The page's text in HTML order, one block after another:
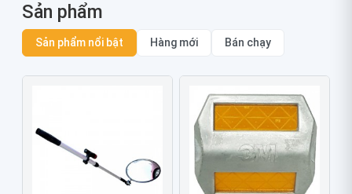
Sản phẩm
Sản phẩm nổi bật Hàng mới Bán chạy